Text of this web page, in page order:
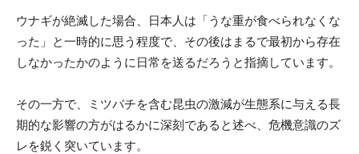
ウナギが絶滅した場合、日本人は「うな重が食べられなくな
った」と一時的に思う程度で、その後はまるで最初から存在
しなかったかのように日常を送るだろうと指摘しています。
その一方で、ミツバチを含む昆虫の激減が生態系に与える長
期的な影響の方がはるかに深刻であると述べ、危機意識のズ
レを鋭く突いています。